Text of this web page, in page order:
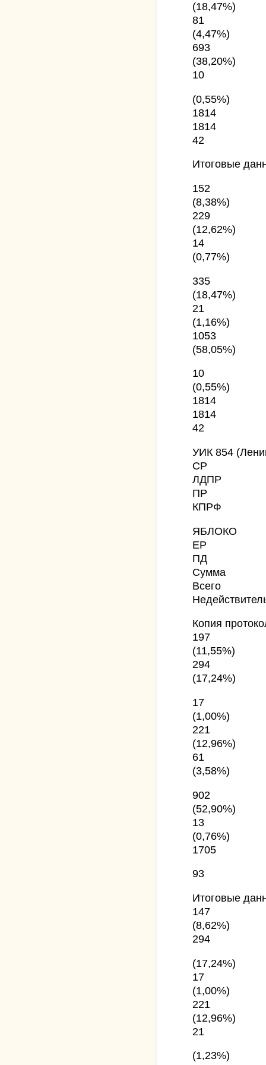
(18,47%)
81
(4,47%)
693
(38,20%)
10
(0,55%)
1814
1814
42
Итоговые
152
(8,38%)
229
(12,62%)
14
(0,77%)
335
(18,47%)
21
(1,16%)
1053
(58,05%)
10
(0,55%)
1814
1814
42
УИК 854
СР
ЛДПР
ПР
КПРФ
ЯБЛОКО
ЕР
ПД
Сумма
Всего
Копия
197
(11,55%)
294
(17,24%)
17
(1,00%)
221
(12,96%)
61
(3,58%)
902
(52,90%)
13
(0,76%)
1705
93
Итоговые
147
(8,62%)
294
(17,24%)
17
(1,00%)
221
(12,96%)
21
(1,23%)